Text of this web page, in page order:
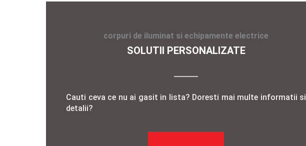
corpuri de iluminat si echipamente electrice
SOLUTII PERSONALIZATE
Cauti ceva ce nu ai gasit in lista? Doresti mai multe informatii si
detalii?